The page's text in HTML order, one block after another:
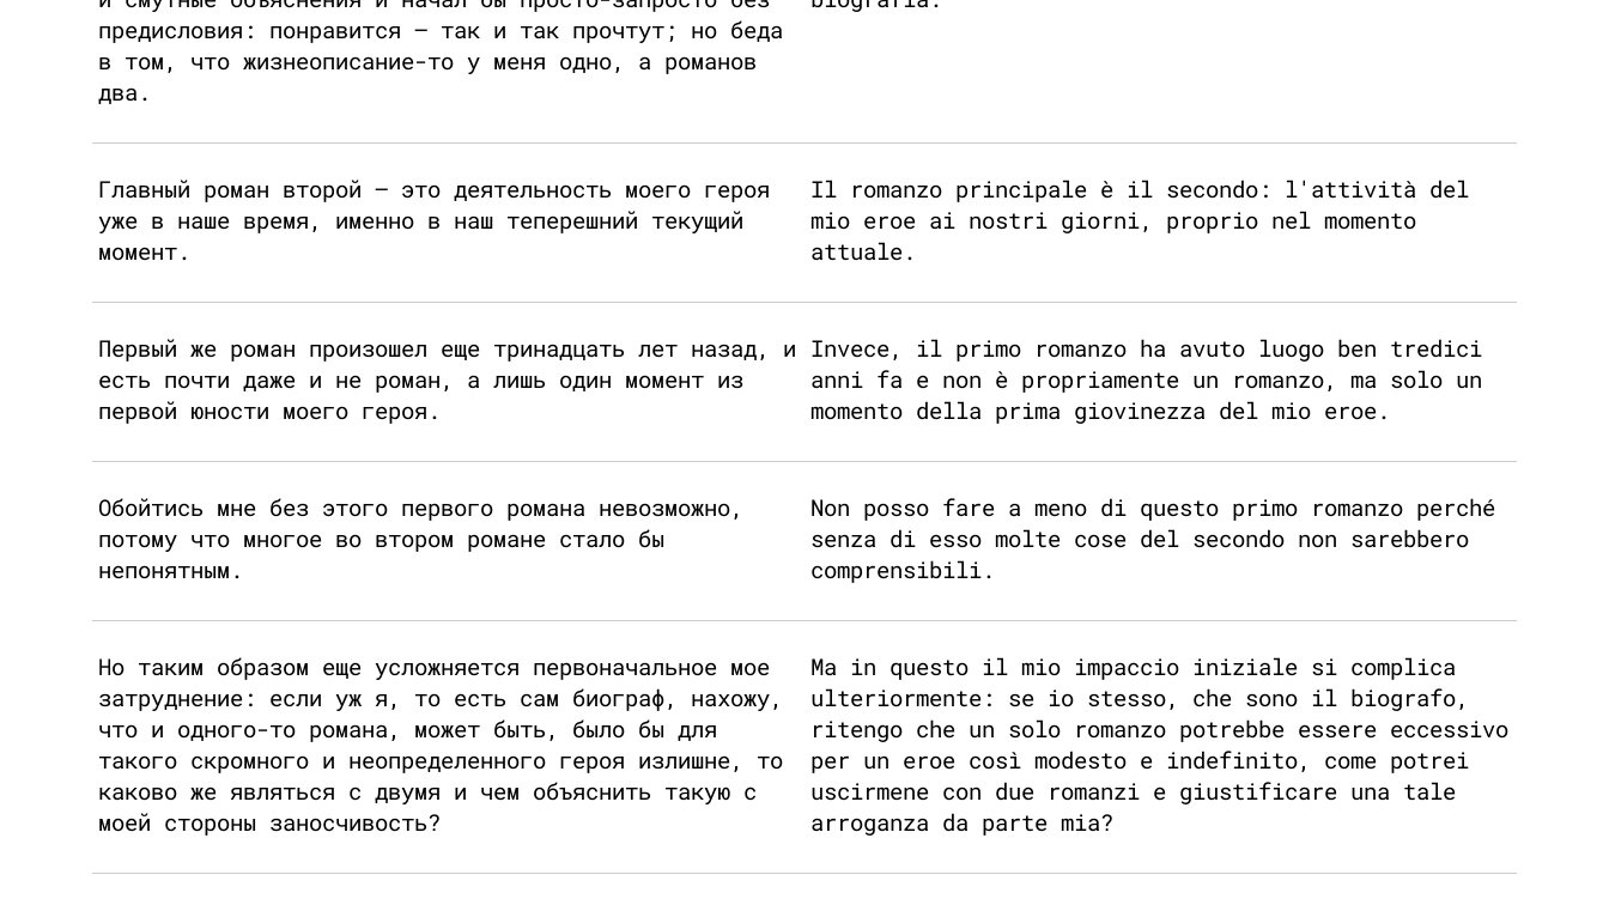
предисловия: понравится – так и так прочтут; но беда
в том, что жизнеописание-то у меня одно, а романов
два.
Главный роман второй – это деятельность моего героя
уже в наше время, именно в наш теперешний текущий
момент.
Il romanzo principale è il secondo: l'attività del
mio eroe ai nostri giorni, proprio nel momento
attuale.
Первый же роман произошел еще тринадцать лет назад, и
есть почти даже и не роман, а лишь один момент из
первой юности моего героя.
Invece, il primo romanzo ha avuto luogo ben tredici
anni fa e non è propriamente un romanzo, ma solo un
momento della prima giovinezza del mio eroe.
Обойтись мне без этого первого романа невозможно,
потому что многое во втором романе стало бы
непонятным.
Non posso fare a meno di questo primo romanzo perché
senza di esso molte cose del secondo non sarebbero
comprensibili.
Но таким образом еще усложняется первоначальное мое
затруднение: если уж я, то есть сам биограф, нахожу,
что и одного-то романа, может быть, было бы для
такого скромного и неопределенного героя излишне, то
каково же являться с двумя и чем объяснить такую с
моей стороны заносчивость?
Ma in questo il mio impaccio iniziale si complica
ulteriormente: se io stesso, che sono il biografo,
ritengo che un solo romanzo potrebbe essere eccessivo
per un eroe così modesto e indefinito, come potrei
uscirmene con due romanzi e giustificare una tale
arroganza da parte mia?